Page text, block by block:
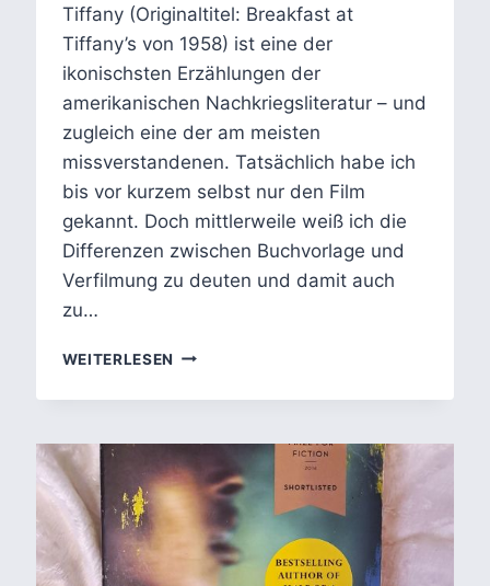
Tiffany (Originaltitel: Breakfast at
Tiffany’s von 1958) ist eine der
ikonischsten Erzählungen der
amerikanischen Nachkriegsliteratur – und
zugleich eine der am meisten
missverstandenen. Tatsächlich habe ich
bis vor kurzem selbst nur den Film
gekannt. Doch mittlerweile weiß ich die
Differenzen zwischen Buchvorlage und
Verfilmung zu deuten und damit auch
zu…
WEITERLESEN FRÜHSTÜCK
TIFFANY
TRUMAN
CAPOTES
ZEITLOSE
NOVELLE
ÜBER
HOLLY